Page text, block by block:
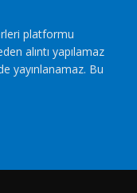
platformu
alıntı yapılamaz
yayınlanamaz. Bu